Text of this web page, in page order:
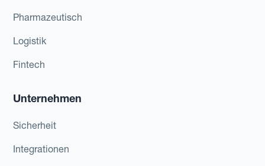
Pharmazeutisch
Logistik
Fintech
Unternehmen
Sicherheit
Integrationen